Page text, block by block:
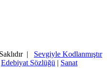
| Sevgiyle Kodlanmıştır
Edebiyat Sözlüğü | Sanat